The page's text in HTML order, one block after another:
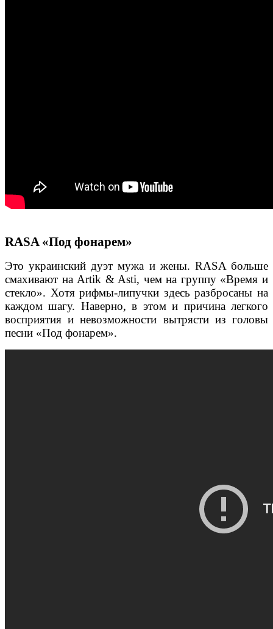
RASA «Под фонарем»
Это украинский дуэт мужа и жены. RASA больше
смахивают на Artik & Asti, чем на группу «Время и
стекло». Хотя рифмы-липучки здесь разбросаны на
каждом шагу. Наверно, в этом и причина легкого
восприятия и невозможности вытрясти из головы
песни «Под фонарем».